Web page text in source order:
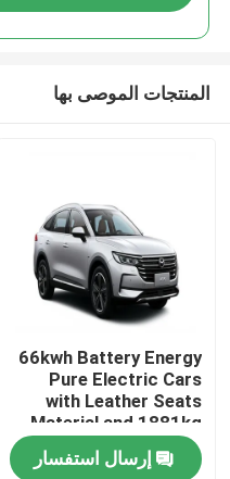
منزل
المنتجات الموصى بها
66kwh Battery Energy
Pure Electric Cars
with Leather Seats
Material and 1881kg
Kerb Weight
إرسال استفسار